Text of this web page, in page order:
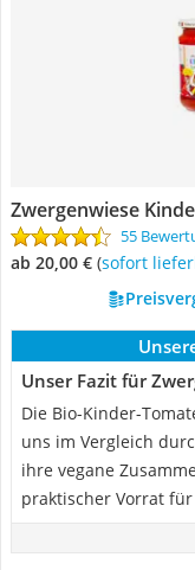
Zwergenwiese
55
ab 20,00 € ( Sofort
Unser Fazit für
Die Bio-Kinder-
uns im Vergleich
ihre vegane
praktischer Vorrat